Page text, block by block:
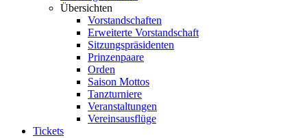
Übersichten
Vorstandschaften
Erweiterte Vorstandschaft
Sitzungspräsidenten
Prinzenpaare
Orden
Saison Mottos
Tanzturniere
Veranstaltungen
Vereinsausflüge
Tickets